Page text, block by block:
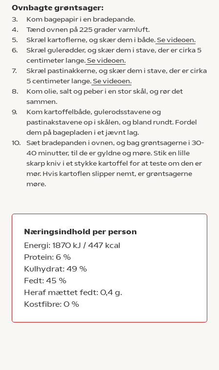
Ovnbagte grøntsager:
3.
Kom bagepapir i en bradepande.
4.
Tænd ovnen på 225 grader varmluft.
5.
Skræl kartoflerne, og skær dem i både. Se videoen.
6.
Skræl gulerødder, og skær dem i stave, der er cirka 5
centimeter lange. Se videoen.
7.
Skræl pastinakkerne, og skær dem i stave, der er cirka
5 centimeter lange. Se videoen.
8.
Kom olie, salt og peber i en stor skål, og rør det
sammen.
9.
Kom kartoffelbåde, gulerodsstavene og
pastinakstavene op i skålen, og bland rundt. Fordel
dem på bagepladen i et jævnt lag.
10.
Sæt bradepanden i ovnen, og bag grøntsagerne i 30-
40 minutter, til de er gyldne og møre. Stik en lille
skarp kniv i et stykke kartoffel for at teste om den er
mør. Hvis kartoflen slipper nemt, er grøntsagerne
møre.
Næringsindhold per person
Energi: 1870 kJ / 447 kcal
Protein: 6 %
Kulhydrat: 49 %
Fedt: 45 %
Heraf mættet fedt: 0,4 g.
Kostfibre: 0 %